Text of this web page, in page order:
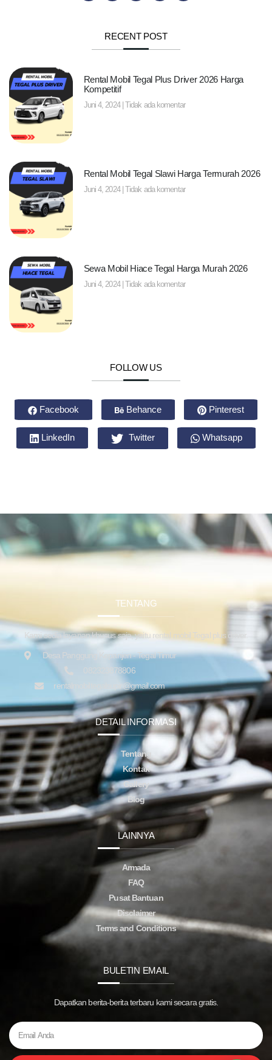
RECENT POST
Rental Mobil Tegal Plus Driver 2026 Harga
Kompetitif
Juni 4, 2024 Tidak ada komentar
Rental Mobil Tegal Slawi Harga Termurah 2026
Juni 4, 2024 Tidak ada komentar
Sewa Mobil Hiace Tegal Harga Murah 2026
Juni 4, 2024 Tidak ada komentar
FOLLOW US
Facebook Behance Pinterest
LinkedIn Twitter Whatsapp
TENTANG
Kami sedia layanan khusus saja, yaitu rental mobil Tegal plus driver.
Desa Panggung Kepanjen - Tegal Timur
082323878806
rentalmobiltegalsupir@gmail.com
DETAIL INFORMASI
Tentang
Kontak
Gallery
Blog
LAINNYA
Armada
FAQ
Pusat Bantuan
Disclaimer
Terms and Conditions
BULETIN EMAIL
Dapatkan berita-berita terbaru kami secara gratis.